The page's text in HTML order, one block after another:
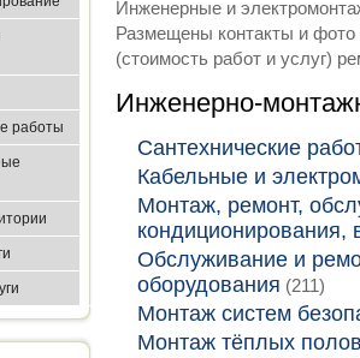
работы
Инженерные и
Размещены контакты и
(стоимость работ и услуг)
Инженерно-
Сантехнические
Кабельные и
Монтаж, ремонт,
кондиционирования,
Обслуживание и
оборудования (211)
Монтаж систем
Монтаж тёплых